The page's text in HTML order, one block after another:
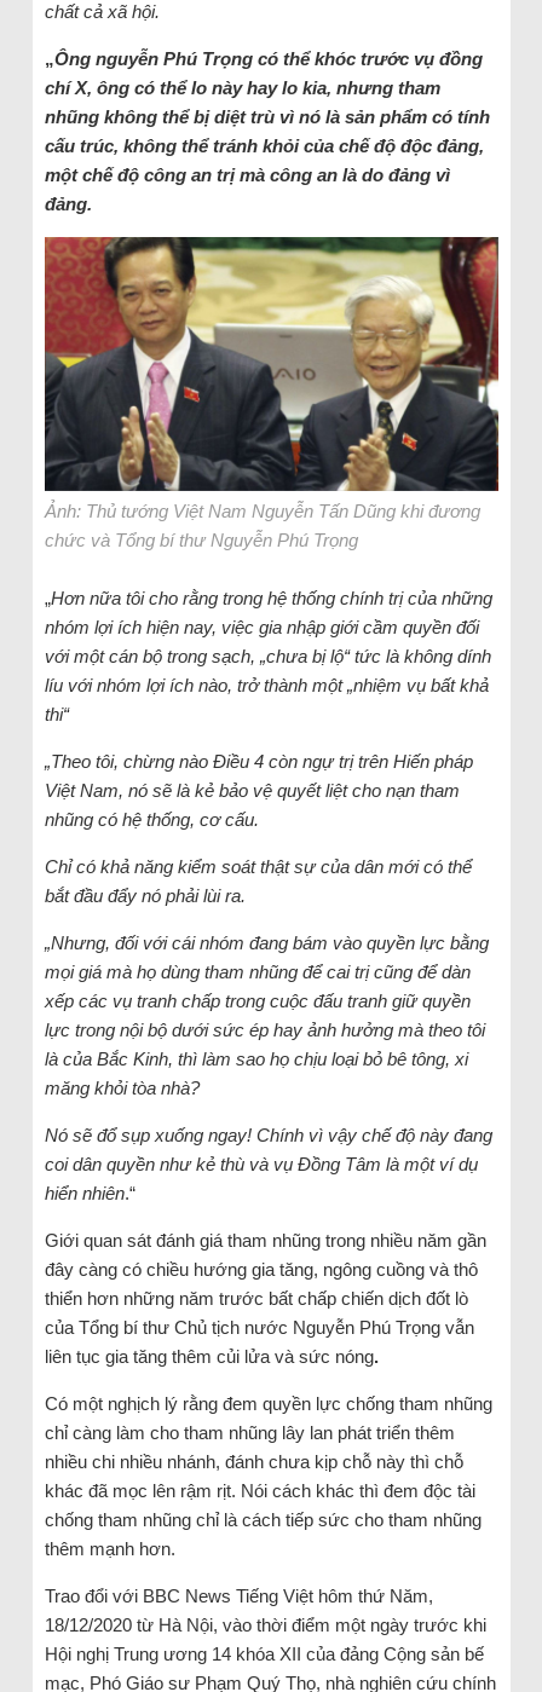
chất cả xã hội.
„Ông nguyễn Phú Trọng có thể khóc trước vụ đồng
chí X, ông có thể lo này hay lo kia, nhưng tham
nhũng không thể bị diệt trù vì nó là sản phẩm có tính
cấu trúc, không thể tránh khỏi của chế độ độc đảng,
một chế độ công an trị mà công an là do đảng vì
đảng.
Ảnh: Thủ tướng Việt Nam Nguyễn Tấn Dũng khi đương
chức và Tổng bí thư Nguyễn Phú Trọng
„Hơn nữa tôi cho rằng trong hệ thống chính trị của những
nhóm lợi ích hiện nay, việc gia nhập giới cầm quyền đối
với một cán bộ trong sạch, „chưa bị lộ“ tức là không dính
líu với nhóm lợi ích nào, trở thành một „nhiệm vụ bất khả
thi“
„Theo tôi, chừng nào Điều 4 còn ngự trị trên Hiến pháp
Việt Nam, nó sẽ là kẻ bảo vệ quyết liệt cho nạn tham
nhũng có hệ thống, cơ cấu.
Chỉ có khả năng kiểm soát thật sự của dân mới có thể
bắt đầu đẩy nó phải lùi ra.
„Nhưng, đối với cái nhóm đang bám vào quyền lực bằng
mọi giá mà họ dùng tham nhũng để cai trị cũng để dàn
xếp các vụ tranh chấp trong cuộc đấu tranh giữ quyền
lực trong nội bộ dưới sức ép hay ảnh hưởng mà theo tôi
là của Bắc Kinh, thì làm sao họ chịu loại bỏ bê tông, xi
măng khỏi tòa nhà?
Nó sẽ đổ sụp xuống ngay! Chính vì vậy chế độ này đang
coi dân quyền như kẻ thù và vụ Đồng Tâm là một ví dụ
hiển nhiên.“
Giới quan sát đánh giá tham nhũng trong nhiều năm gần
đây càng có chiều hướng gia tăng, ngông cuồng và thô
thiển hơn những năm trước bất chấp chiến dịch đốt lò
của Tổng bí thư Chủ tịch nước Nguyễn Phú Trọng vẫn
liên tục gia tăng thêm củi lửa và sức nóng.
Có một nghịch lý rằng đem quyền lực chống tham nhũng
chỉ càng làm cho tham nhũng lây lan phát triển thêm
nhiều chi nhiều nhánh, đánh chưa kịp chỗ này thì chỗ
khác đã mọc lên rậm rịt. Nói cách khác thì đem độc tài
chống tham nhũng chỉ là cách tiếp sức cho tham nhũng
thêm mạnh hơn.
Trao đổi với BBC News Tiếng Việt hôm thứ Năm,
18/12/2020 từ Hà Nội, vào thời điểm một ngày trước khi
Hội nghị Trung ương 14 khóa XII của đảng Cộng sản bế
mạc, Phó Giáo sư Phạm Quý Thọ, nhà nghiên cứu chính